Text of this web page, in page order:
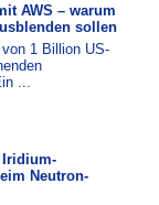
AWS – warum
sollen
1 Billion US-
...
Iridium-
Neutron-